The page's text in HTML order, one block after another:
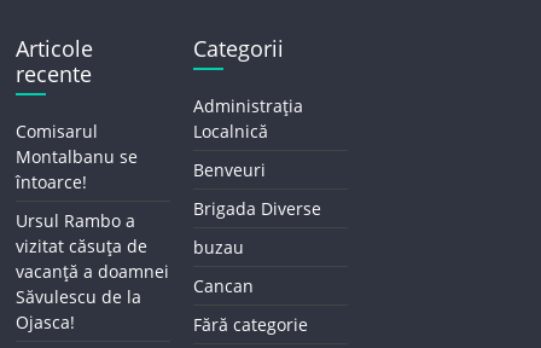
Articole
recente
Comisarul
Montalbanu se
întoarce!
Ursul Rambo a
vizitat căsuța de
vacanță a doamnei
Săvulescu de la
Ojasca!
Categorii
Administrația
Localnică
Benveuri
Brigada Diverse
buzau
Cancan
Fără categorie